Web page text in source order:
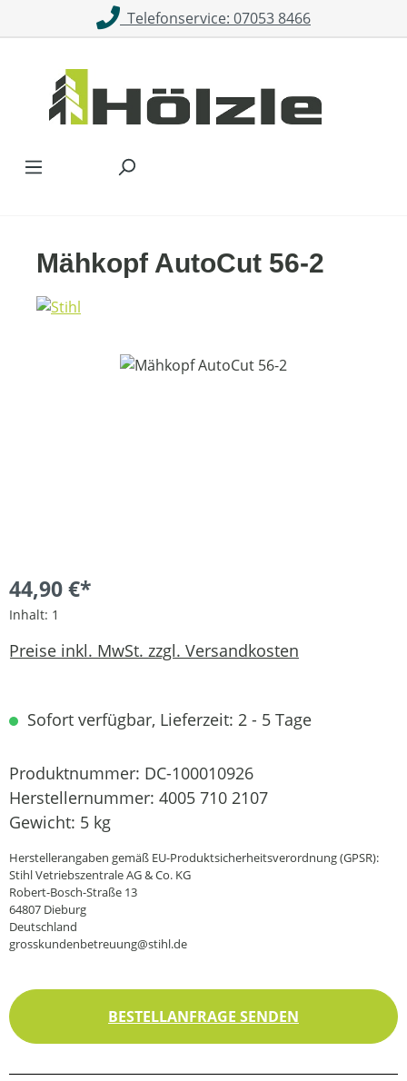
Zum Hauptinhalt springenTelefonservice: 07053 8466
Mähkopf AutoCut 56-2
Bildergalerie überspringen
44,90 €*
Inhalt: 1
Preise inkl. MwSt. zzgl. Versandkosten
Sofort verfügbar, Lieferzeit: 2 - 5 Tage
Produktnummer: DC-100010926
Herstellernummer: 4005 710 2107
Gewicht: 5 kg
Herstellerangaben gemäß EU-Produktsicherheitsverordnung (GPSR):
Stihl Vetriebszentrale AG & Co. KG
Robert-Bosch-Straße 13
64807 Dieburg
Deutschland
grosskundenbetreuung@stihl.de
BESTELLANFRAGE SENDEN